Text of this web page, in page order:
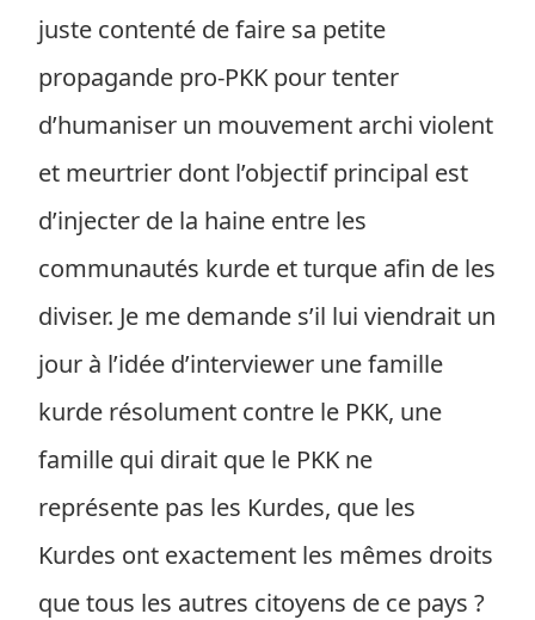
juste contenté de faire sa petite
propagande pro-PKK pour tenter
d’humaniser un mouvement archi violent
et meurtrier dont l’objectif principal est
d’injecter de la haine entre les
communautés kurde et turque afin de les
diviser. Je me demande s’il lui viendrait un
jour à l’idée d’interviewer une famille
kurde résolument contre le PKK, une
famille qui dirait que le PKK ne
représente pas les Kurdes, que les
Kurdes ont exactement les mêmes droits
que tous les autres citoyens de ce pays ?